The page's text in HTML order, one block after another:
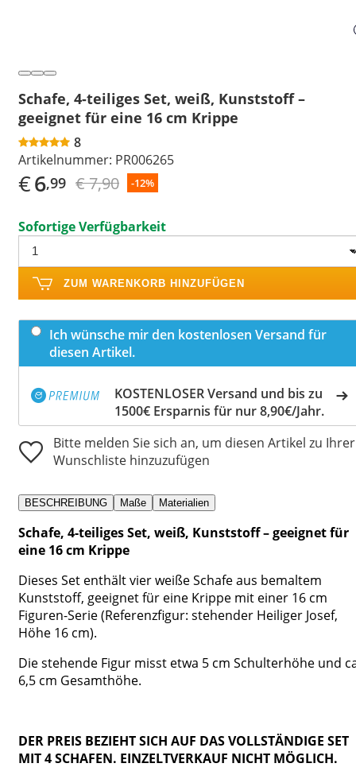
Schafe, 4-teiliges Set, weiß, Kunststoff –
geeignet für eine 16 cm Krippe
8
Artikelnummer: PR006265
€6,99 € 7,90 -12%
Sofortige Verfügbarkeit
ZUM WARENKORB HINZUFÜGEN
Ich wünsche mir den kostenlosen Versand für
diesen Artikel.
KOSTENLOSER Versand und bis zu
1500€ Ersparnis für nur 8,90€/Jahr.
Bitte melden Sie sich an, um diesen Artikel zu Ihrer
Wunschliste hinzuzufügen
BESCHREIBUNG Maße Materialien
Schafe, 4-teiliges Set, weiß, Kunststoff – geeignet für
eine 16 cm Krippe
Dieses Set enthält vier weiße Schafe aus bemaltem
Kunststoff, geeignet für eine Krippe mit einer 16 cm
Figuren-Serie (Referenzfigur: stehender Heiliger Josef,
Höhe 16 cm).
Die stehende Figur misst etwa 5 cm Schulterhöhe und
6,5 cm Gesamthöhe.
DER PREIS BEZIEHT SICH AUF DAS VOLLSTÄNDIGE SET
MIT 4 SCHAFEN. EINZELTVERKAUF NICHT MÖGLICH.